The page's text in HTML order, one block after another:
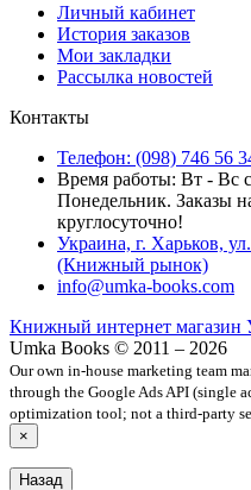
Личный кабинет
История заказов
Мои закладки
Рассылка новостей
Контакты
Телефон: (098) 746 56
Время работы: Вт - Вс
Понедельник. Заказы
круглосуточно!
Украина, г. Харьков,
(Книжный рынок)
info@umka-books.com
Книжный интернет магазин
Umka Books © 2011 – 2026
Our own in-house marketing team
through the Google Ads API (single
optimization tool; not a third-party
×
Назад